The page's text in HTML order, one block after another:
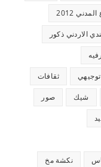
2012
الاردني ذكور
توجيهي ثقافات
شيك صور
نكشة مخ